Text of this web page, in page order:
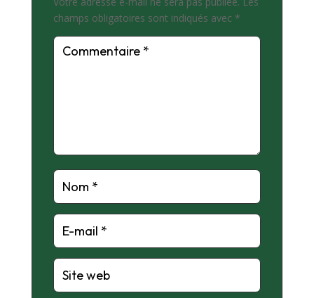
champs obligatoires sont indiqués avec *